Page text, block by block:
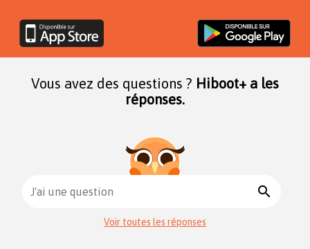
Vous avez des questions ? Hiboot+ a les
réponses.
J'ai une question search
Voir toutes les réponses